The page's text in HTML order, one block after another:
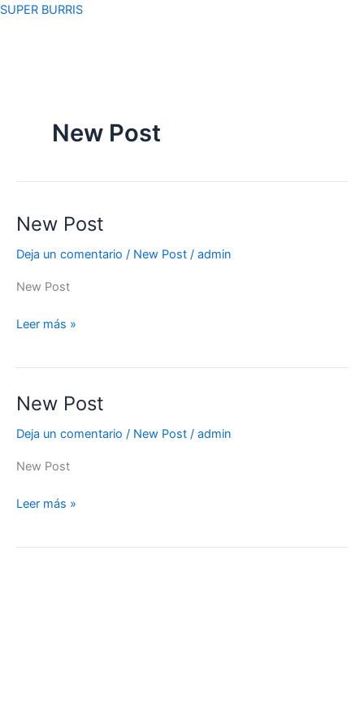
Ir
SUPER BURRIS
New Post
New Post
Deja un comentario / New Post / admin
New Post
New
Leer más »
New Post
Deja un comentario / New Post / admin
New Post
New
Leer más »